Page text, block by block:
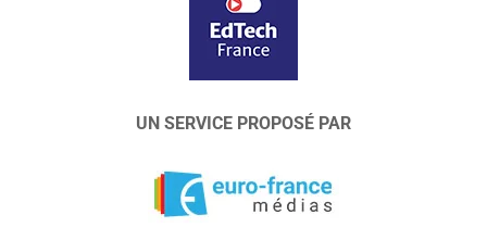
UN SERVICE PROPOSÉ PAR